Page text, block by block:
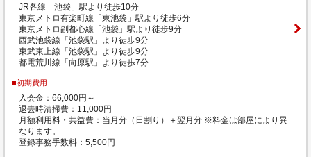
JR各線「池袋」駅より徒歩10分
東京メトロ有楽町線「東池袋」駅より徒歩6分
東京メトロ副都心線「池袋」駅より徒歩9分
西武池袋線「池袋駅」より徒歩9分
東武東上線「池袋駅」より徒歩9分
都電荒川線「向原駅」より徒歩7分
■初期費用
入会金：66,000円～
退去時清掃費：11,000円
月額利用料・共益費：当月分（日割り）＋翌月分 ※料金は部屋により異
なります。
登録事務手数料：5,500円